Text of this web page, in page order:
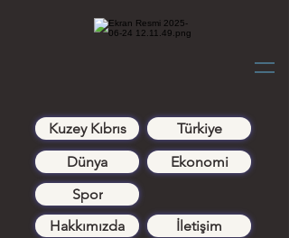
Kuzey Kıbrıs
Türkiye
Dünya
Ekonomi
Spor
Hakkımızda
İletişim